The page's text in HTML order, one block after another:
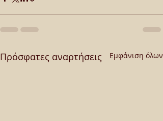
Πρόσφατες αναρτήσεις Εμφάνιση όλων